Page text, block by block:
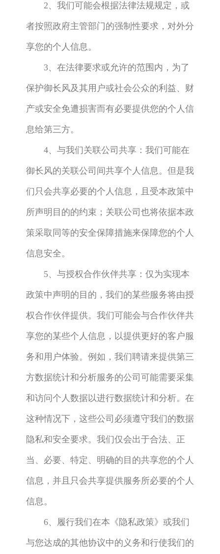
2、我们可能会根据法律法规规定，或
者按照政府主管部门的强制性要求，对外分
享您的个人信息。
3、在法律要求或允许的范围内，为了
保护御长风及其用户或社会公众的利益、财
产或安全免遭损害而有必要提供您的个人信
息给第三方。
4、与我们关联公司共享：我们可能在
御长风的关联公司间共享个人信息。但是我
们只会共享必要的个人信息，且受本政策中
所声明目的的约束；关联公司也将依据本政
策采取同等的安全保障措施来保障您的个人
信息安全。
5、与授权合作伙伴共享：仅为实现本
政策中声明的目的，我们的某些服务将由授
权合作伙伴提供。我们可能会与合作伙伴共
享您的某些个人信息，以提供更好的客户服
务和用户体验。例如，我们聘请来提供第三
方数据统计和分析服务的公司可能需要采集
和访问个人数据以进行数据统计和分析。在
这种情况下，这些公司必须遵守我们的数据
隐私和安全要求。我们仅会出于合法、正
当、必要、特定、明确的目的共享您的个人
信息，并且只会共享提供服务所必要的个人
信息。
6、履行我们在本《隐私政策》或我们
与您达成的其他协议中的义务和行使我们的